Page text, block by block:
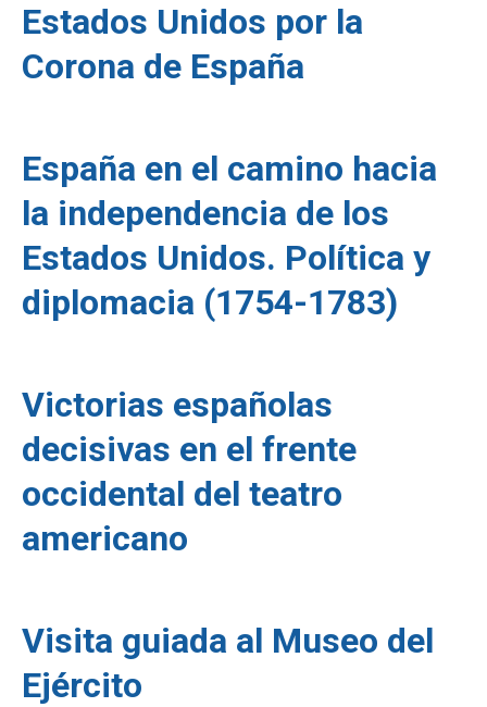
Estados Unidos por la
Corona de España
España en el camino hacia
la independencia de los
Estados Unidos. Política y
diplomacia (1754-1783)
Victorias españolas
decisivas en el frente
occidental del teatro
americano
Visita guiada al Museo del
Ejército